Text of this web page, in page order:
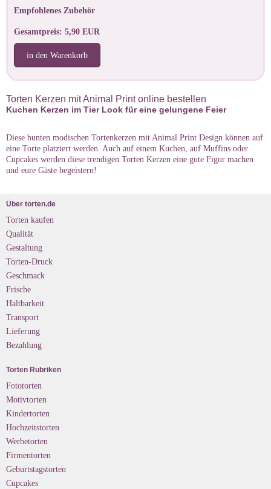
Empfohlenes Zubehör
Gesamtpreis: 5,90 EUR
in den Warenkorb
Torten Kerzen mit Animal Print online bestellen
Kuchen Kerzen im Tier Look für eine gelungene Feier
Diese bunten modischen Tortenkerzen mit Animal Print Design können auf
eine Torte platziert werden. Auch auf einem Kuchen, auf Muffins oder
Cupcakes werden diese trendigen Torten Kerzen eine gute Figur machen
und eure Gäste begeistern!
Über torten.de
Torten kaufen
Qualität
Gestaltung
Torten-Druck
Geschmack
Frische
Haltbarkeit
Transport
Lieferung
Bezahlung
Torten Rubriken
Fototorten
Motivtorten
Kindertorten
Hochzeitstorten
Werbetorten
Firmentorten
Geburtstagstorten
Cupcakes